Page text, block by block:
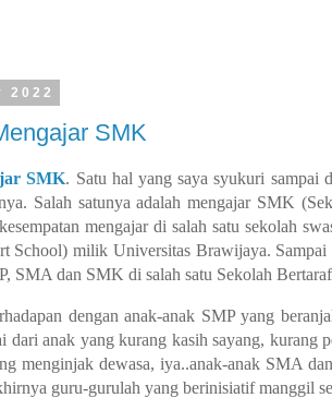
2022
SMK
SMK. Satu hal yang saya syukuri sampai
Salah satunya adalah mengajar SMK
mengajar di salah satu sekolah
School) milik Universitas Brawijaya.
SMA dan SMK di salah satu Sekolah
dengan anak-anak SMP yang
dari anak yang kurang kasih sayang, kurang
menginjak dewasa, iya..anak-anak SMA
guru-gurulah yang berinisiatif manggil